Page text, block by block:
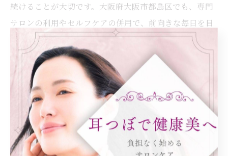
続けることが大切です。大阪府大阪市都島区でも、専門
サロンの利用やセルフケアの併用で、前向きな毎日を目
指す方が増えています。
耳つぼジュエリーがもたらす心身リ
ラックス効果
耳つぼジュエリーで心も体もリフレッシュ